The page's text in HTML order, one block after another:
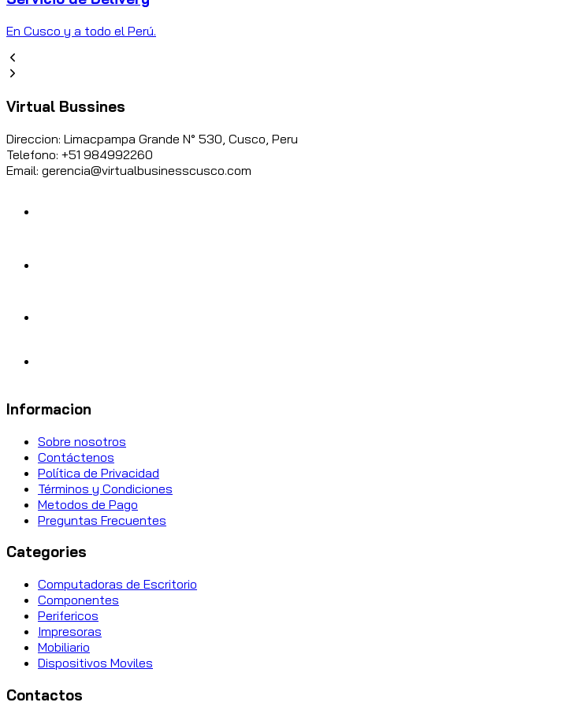
En Cusco y a todo el Perú.
Virtual Bussines
Direccion: Limacpampa Grande N° 530, Cusco, Peru
Telefono: +51 984992260
Email: gerencia@virtualbusinesscusco.com
Informacion
Sobre nosotros
Contáctenos
Política de Privacidad
Términos y Condiciones
Metodos de Pago
Preguntas Frecuentes
Categories
Computadoras de Escritorio
Componentes
Perifericos
Impresoras
Mobiliario
Dispositivos Moviles
Contactos